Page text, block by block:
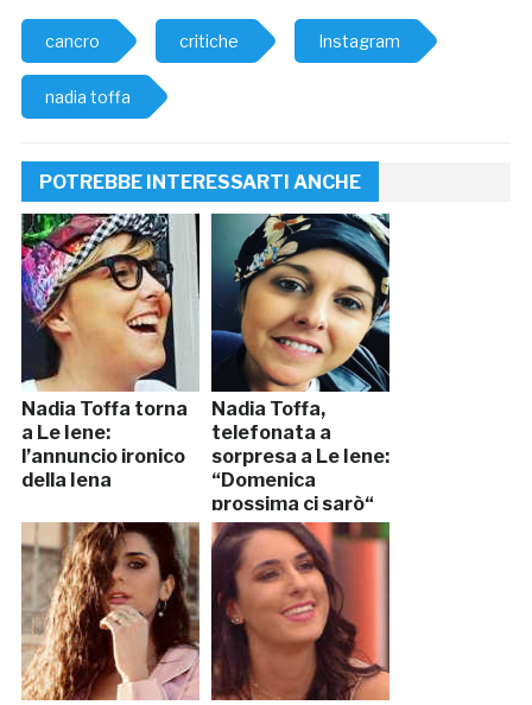
cancro critiche Instagram
nadia toffa
POTREBBE INTERESSARTI ANCHE
Nadia Toffa torna
a Le Iene:
l’annuncio ironico
della Iena
Nadia Toffa,
telefonata a
sorpresa a Le Iene:
“Domenica
prossima ci sarò“